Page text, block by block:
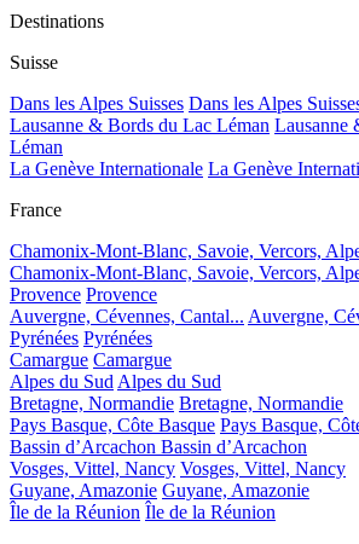
Destinations
Suisse
Dans les Alpes Suisses Dans les Alpes
Lausanne & Bords du Lac Léman Lausanne
Léman
La Genève Internationale La Genève
France
Chamonix-Mont-Blanc, Savoie, Vercors,
Chamonix-Mont-Blanc, Savoie, Vercors,
Provence Provence
Auvergne, Cévennes, Cantal... Auvergne,
Pyrénées Pyrénées
Camargue Camargue
Alpes du Sud Alpes du Sud
Bretagne, Normandie Bretagne, Normandie
Pays Basque, Côte Basque Pays Basque,
Bassin d’Arcachon Bassin d’Arcachon
Vosges, Vittel, Nancy Vosges, Vittel, Nancy
Guyane, Amazonie Guyane, Amazonie
Île de la Réunion Île de la Réunion